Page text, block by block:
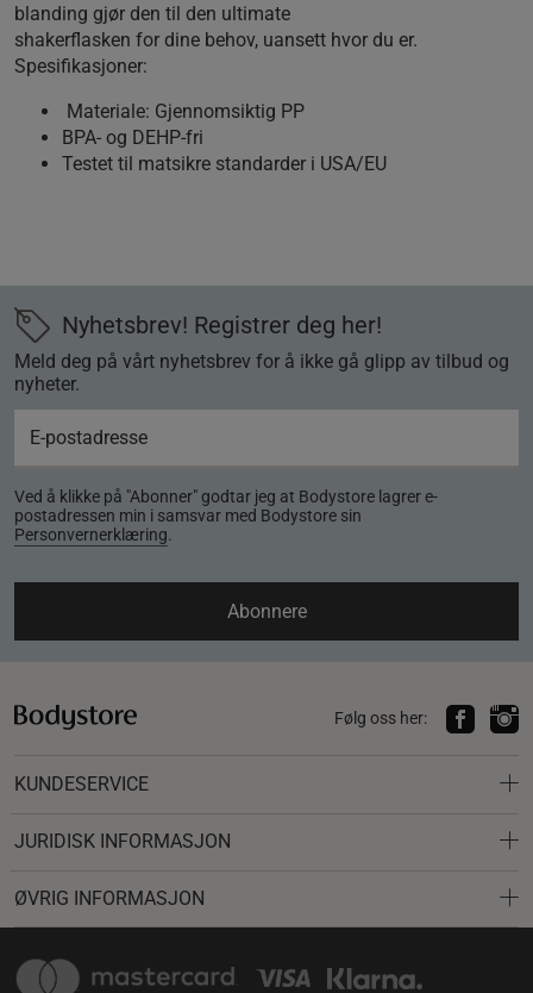
blanding gjør den til den ultimate
shakerflasken for dine behov, uansett hvor du er.
Spesifikasjoner:
Materiale: Gjennomsiktig PP
BPA- og DEHP-fri
Testet til matsikre standarder i USA/EU
Nyhetsbrev! Registrer deg her!
Meld deg på vårt nyhetsbrev for å ikke gå glipp av tilbud og
nyheter.
Ved å klikke på "Abonner" godtar jeg at Bodystore lagrer e-
postadressen min i samsvar med Bodystore sin
Personvernerklæring.
Abonnere
Følg oss her:
KUNDESERVICE
JURIDISK INFORMASJON
ØVRIG INFORMASJON